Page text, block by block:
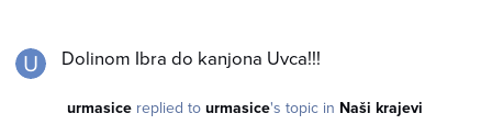
Dolinom Ibra do kanjona Uvca!!!
urmasicereplied to urmasice's topic in Naši krajevi